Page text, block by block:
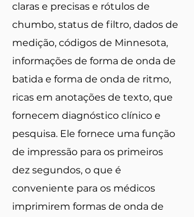
claras e precisas e rótulos de
chumbo, status de filtro, dados de
medição, códigos de Minnesota,
informações de forma de onda de
batida e forma de onda de ritmo,
ricas em anotações de texto, que
fornecem diagnóstico clínico e
pesquisa. Ele fornece uma função
de impressão para os primeiros
dez segundos, o que é
conveniente para os médicos
imprimirem formas de onda de